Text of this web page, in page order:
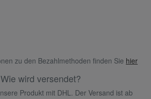
zu den Bezahlmethoden finden Sie hier
Wie wird versendet?
Produkt mit DHL. Der Versand ist ab